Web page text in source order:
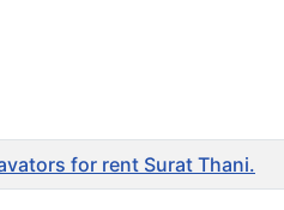
for rent Surat Thani.